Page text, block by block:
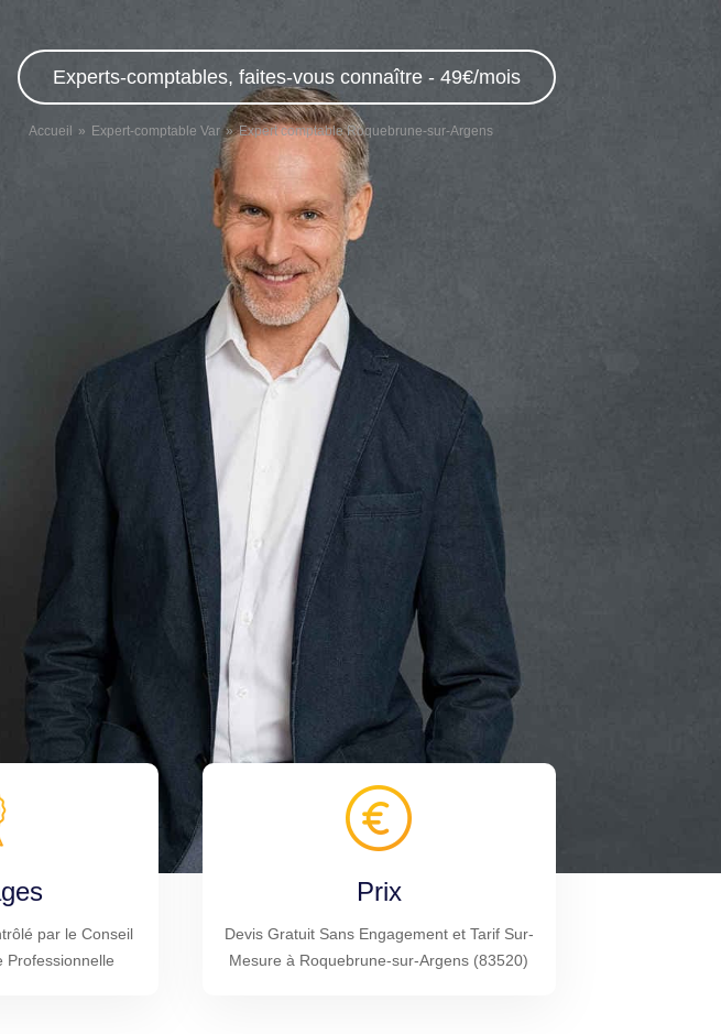
Experts-comptables, faites-vous connaître - 49€/mois
Accueil Expert-comptable Var Expert comptable Roquebrune-sur-Argens
par le Conseil
Professionnelle
Prix
Devis Gratuit Sans Engagement et Tarif Sur-
Mesure à Roquebrune-sur-Argens (83520)